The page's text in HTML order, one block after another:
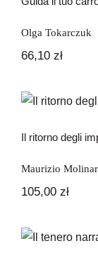
Olga Tokarczuk
66,10 zł
Il ritorno degli
Maurizio
105,00 zł
Il